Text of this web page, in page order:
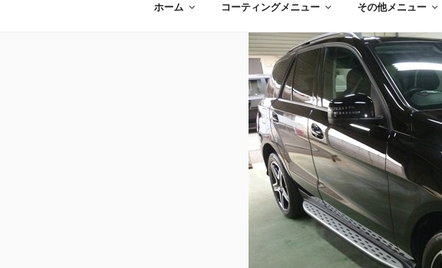
ホーム コーティングメニュー その他メニュー